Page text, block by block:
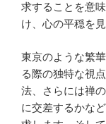
求することを意
け、心の平穏を
東京のような繁
る際の独特な視
法、さらには禅
に交差するかな